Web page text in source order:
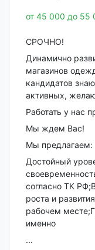
от 45 000 до 55
СРОЧНО!
Динамично
магазинов
кандидатов
активных,
Работать у нас
Мы ждем Вас!
Мы предлагаем:
Достойный
согласно ТК
роста и
рабочем
именно
...